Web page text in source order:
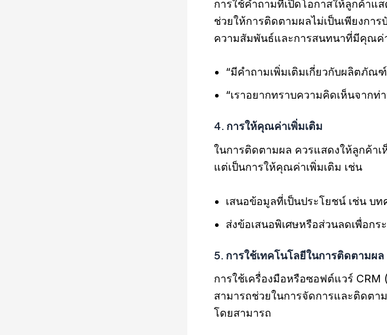
การใช้คำถามที่เปิดโอกาสให้ลูกค้าแ
ช่วยให้การติดตามผลไม่เป็นเพียงกา
ความสัมพันธ์และการสนทนาที่มีคุณค่
“มีคำถามเพิ่มเติมเกี่ยวกับผลิตภัณฑ์
“เราอยากทราบความคิดเห็นจากท่
4. การให้คุณค่าเพิ่มเติม
ในการติดตามผล ควรแสดงให้ลูกค้า
แต่เป็นการให้คุณค่าเพิ่มเติม เช่น
เสนอข้อมูลที่เป็นประโยชน์ เช่น บ
ส่งข้อเสนอพิเศษหรือส่วนลดเพื่อกร
5. การใช้เทคโนโลยีในการติดตามผล
การใช้เครื่องมือหรือซอฟต์แวร์ CRM
สามารถช่วยในการจัดการและติดต
โดยสามารถ